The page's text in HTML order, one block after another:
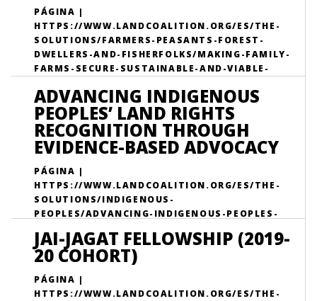
PÁGINA |
HTTPS://WWW.LANDCOALITION.ORG/ES/THE-
SOLUTIONS/FARMERS-PEASANTS-FOREST-
DWELLERS-AND-FISHERFOLKS/MAKING-FAMILY-
FARMS-SECURE-SUSTAINABLE-AND-VIABLE-
ADVANCING INDIGENOUS
PEOPLES’ LAND RIGHTS
RECOGNITION THROUGH
EVIDENCE-BASED ADVOCACY
PÁGINA |
HTTPS://WWW.LANDCOALITION.ORG/ES/THE-
SOLUTIONS/INDIGENOUS-
PEOPLES/ADVANCING-INDIGENOUS-PEOPLES-
EVIDENCE-BASED-ADVOCACY/
JAI-JAGAT FELLOWSHIP (2019-
20 COHORT)
PÁGINA |
HTTPS://WWW.LANDCOALITION.ORG/ES/THE-